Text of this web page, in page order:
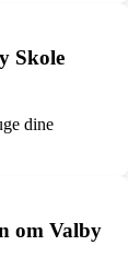
Skole
dine
om Valby